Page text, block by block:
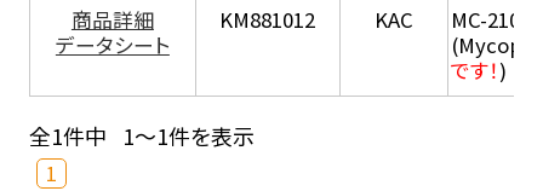
商品詳細
データシート
KM881012 KAC
MC-210 (
です！)
全1件中 1～1件を表示
1